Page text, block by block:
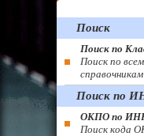
Поиск
Поиск по
Поиск по
Поиск по
ОКПО по
Поиск кода